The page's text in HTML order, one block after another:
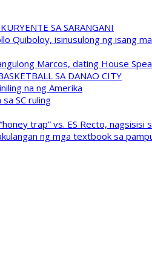
SA SARANGANI
Quiboloy, isinusulong ng isang
Marcos, dating House
SA DANAO CITY
na ng Amerika
SC ruling
trap” vs. ES Recto, nagsisisi
ng mga textbook sa